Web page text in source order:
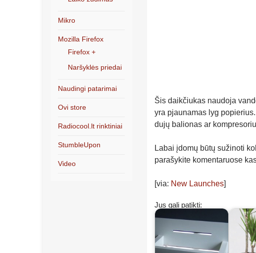
Šis daikčiukas naudoja
yra pjaunamas lyg
dujų balionas ar
Labai įdomų būtų sužinoti
parašykite komentaruose
[via: New Launches]
Jus gali patikti:
Mikro
Mozilla Firefox
Firefox +
Naršyklės priedai
Naudingi patarimai
Ovi store
Radiocool.lt rinktiniai
StumbleUpon
Video